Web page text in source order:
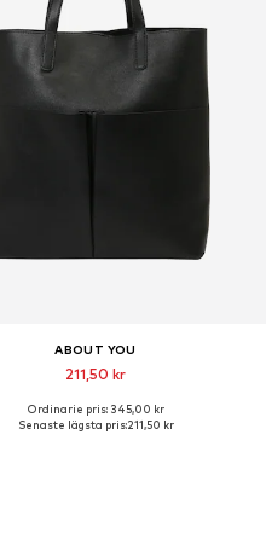
ABOUT YOU
211,50 kr
Tillgängliga storlekar: One Size
Ordinarie pris: 345,00 kr
Senaste lägsta pris:211,50 kr